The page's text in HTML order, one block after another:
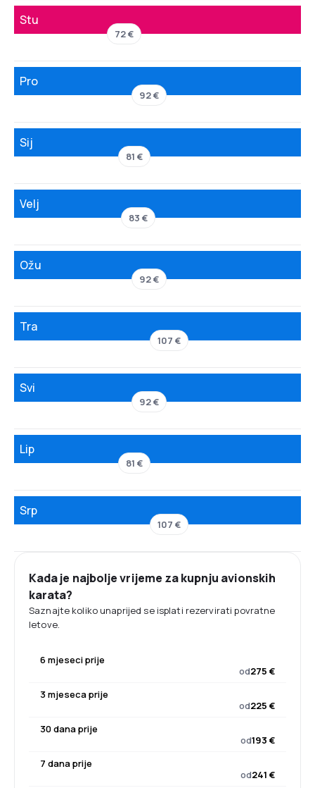
Stu
72 €
Pro
92 €
Sij
81 €
Velj
83 €
Ožu
92 €
Tra
107 €
Svi
92 €
Lip
81 €
Srp
107 €
Kada je najbolje vrijeme za kupnju avionskih
karata?
Saznajte koliko unaprijed se isplati rezervirati povratne
letove.
6 mjeseci prije
od275 €
3 mjeseca prije
od225 €
30 dana prije
od193 €
7 dana prije
od241 €